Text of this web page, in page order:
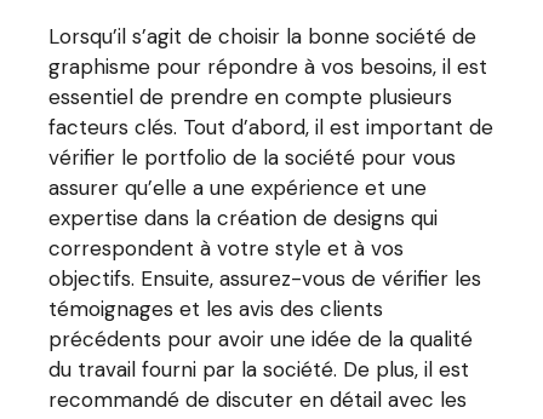
Lorsqu’il s’agit de choisir la bonne société de
graphisme pour répondre à vos besoins, il est
essentiel de prendre en compte plusieurs
facteurs clés. Tout d’abord, il est important de
vérifier le portfolio de la société pour vous
assurer qu’elle a une expérience et une
expertise dans la création de designs qui
correspondent à votre style et à vos
objectifs. Ensuite, assurez-vous de vérifier les
témoignages et les avis des clients
précédents pour avoir une idée de la qualité
du travail fourni par la société. De plus, il est
recommandé de discuter en détail avec les